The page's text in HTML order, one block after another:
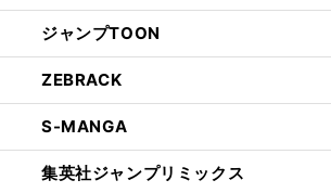
ジャンプTOON
ZEBRACK
S-MANGA
集英社ジャンプリミックス